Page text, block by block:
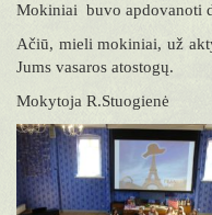
Mokiniai buvo apdovanoti
Ačiū, mieli mokiniai, už
Jums vasaros atostogų.
Mokytoja R.Stuogienė